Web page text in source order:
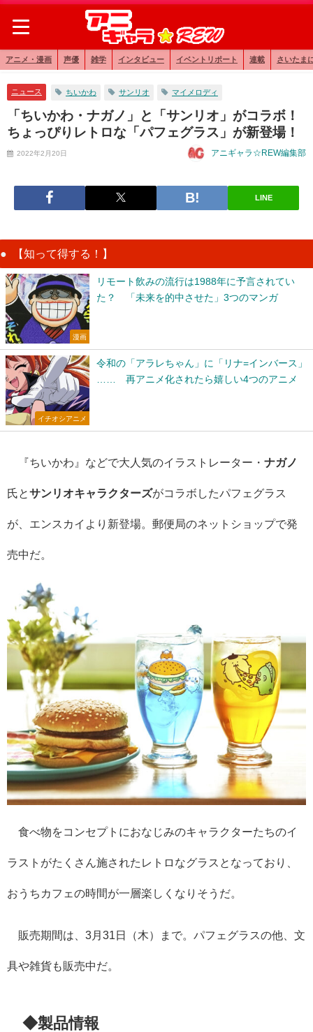
アニメ・漫画 声優 雑学 インタビュー イベントリポート 連載 さいたま
ニュース ちいかわ サンリオ マイメロディ
「ちいかわ・ナガノ」と「サンリオ」がコラボ！
ちょっぴりレトロな「パフェグラス」が新登場！
2022年2月20日 アニギャラ☆REW編集部
LINE
【知って得する！】
漫画
リモート飲みの流行は1988年に予言されてい
た？ 「未来を的中させた」3つのマンガ
イチオシアニメ
令和の「アラレちゃん」に「リナ=インバース」
…… 再アニメ化されたら嬉しい4つのアニメ
『ちいかわ』などで大人気のイラストレーター・ ナガノ
氏とサンリオキャラクターズがコラボしたパフェグラス
が、エンスカイより新登場。郵便局のネットショップで発
売中だ。
食べ物をコンセプトにおなじみのキャラクターたちのイ
ラストがたくさん施されたレトロなグラスとなっており、
おうちカフェの時間が一層楽しくなりそうだ。
販売期間は、3月31日（木）まで。パフェグラスの他、文
具や雑貨も販売中だ。
◆製品情報